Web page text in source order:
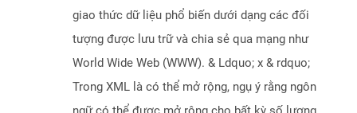
giao thức dữ liệu phổ biến dưới dạng các đối
tượng được lưu trữ và chia sẻ qua mạng như
World Wide Web (WWW). & Ldquo; x & rdquo;
Trong XML là có thể mở rộng, ngụ ý rằng ngôn